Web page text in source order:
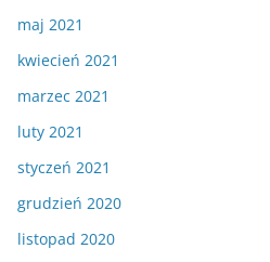
maj 2021
kwiecień 2021
marzec 2021
luty 2021
styczeń 2021
grudzień 2020
listopad 2020